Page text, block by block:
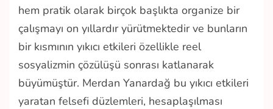
hem pratik olarak birçok başlıkta organize bir
çalışmayı on yıllardır yürütmektedir ve bunların
bir kısmının yıkıcı etkileri özellikle reel
sosyalizmin çözülüşü sonrası katlanarak
büyümüştür. Merdan Yanardağ bu yıkıcı etkileri
yaratan felsefi düzlemleri, hesaplaşılması